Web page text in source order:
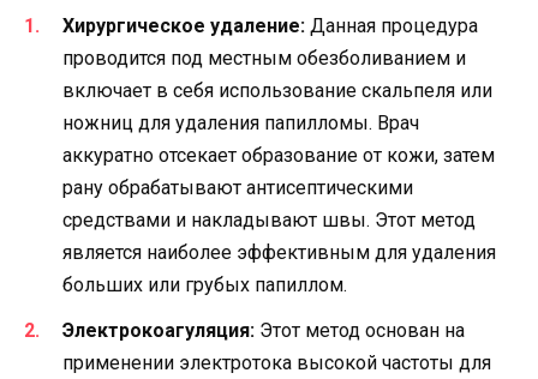
Хирургическое удаление: Данная процедура
проводится под местным обезболиванием и
включает в себя использование скальпеля или
ножниц для удаления папилломы. Врач
аккуратно отсекает образование от кожи, затем
рану обрабатывают антисептическими
средствами и накладывают швы. Этот метод
является наиболее эффективным для удаления
больших или грубых папиллом.
Электрокоагуляция: Этот метод основан на
применении электротока высокой частоты для